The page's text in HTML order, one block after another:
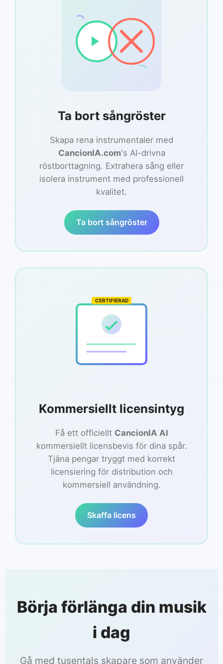
Ta bort sångröster
Skapa rena instrumentaler med
CancionIA.com's AI-drivna
röstborttagning. Extrahera sång eller
isolera instrument med professionell
kvalitet.
Ta bort sångröster
CERTIFIERAD
Kommersiellt licensintyg
Få ett officiellt CancionIA AI
kommersiellt licensbevis för dina spår.
Tjäna pengar tryggt med korrekt
licensiering för distribution och
kommersiell användning.
Skaffa licens
Börja förlänga din musik
i dag
Gå med tusentals skapare som använder